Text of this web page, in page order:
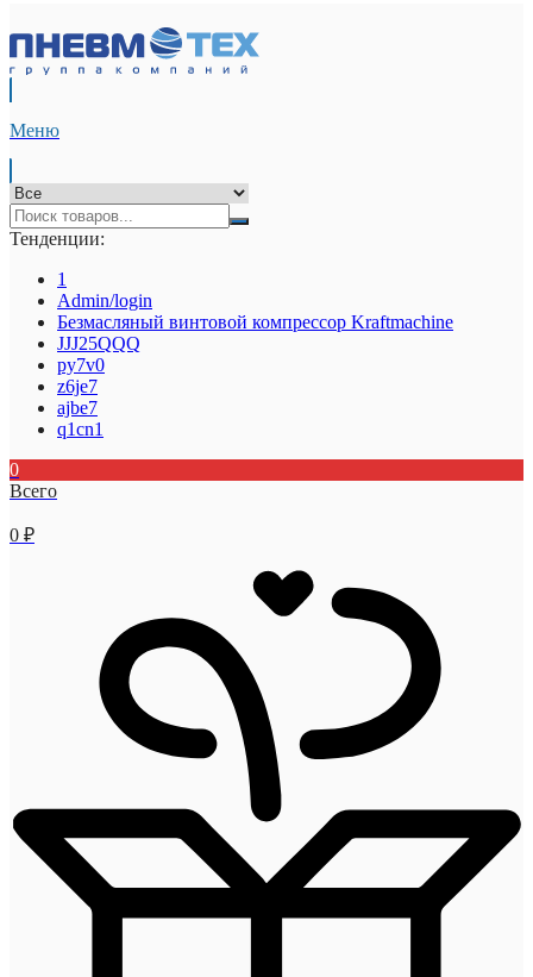
Меню
Тенденции:
1
Admin/login
Безмасляный винтовой компрессор Kraftmaсhine
JJJ25QQQ
py7v0
z6je7
ajbe7
q1cn1
0
Всего
0 ₽